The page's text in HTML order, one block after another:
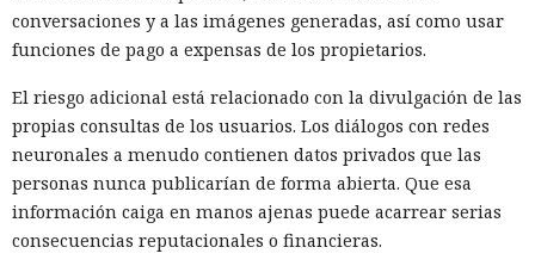
conversaciones y a las imágenes generadas, así como usar
funciones de pago a expensas de los propietarios.
El riesgo adicional está relacionado con la divulgación de las
propias consultas de los usuarios. Los diálogos con redes
neuronales a menudo contienen datos privados que las
personas nunca publicarían de forma abierta. Que esa
información caiga en manos ajenas puede acarrear serias
consecuencias reputacionales o financieras.